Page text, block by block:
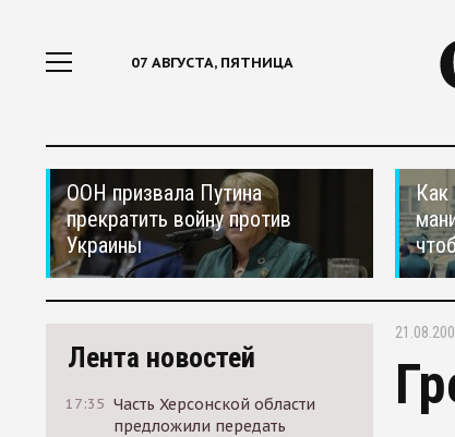
07 АВГУСТА, ПЯТНИЦА
ООН призвала Путина
прекратить войну против
Украины
Как
Лента новостей
17:35 Часть Херсонской области
предложили передать